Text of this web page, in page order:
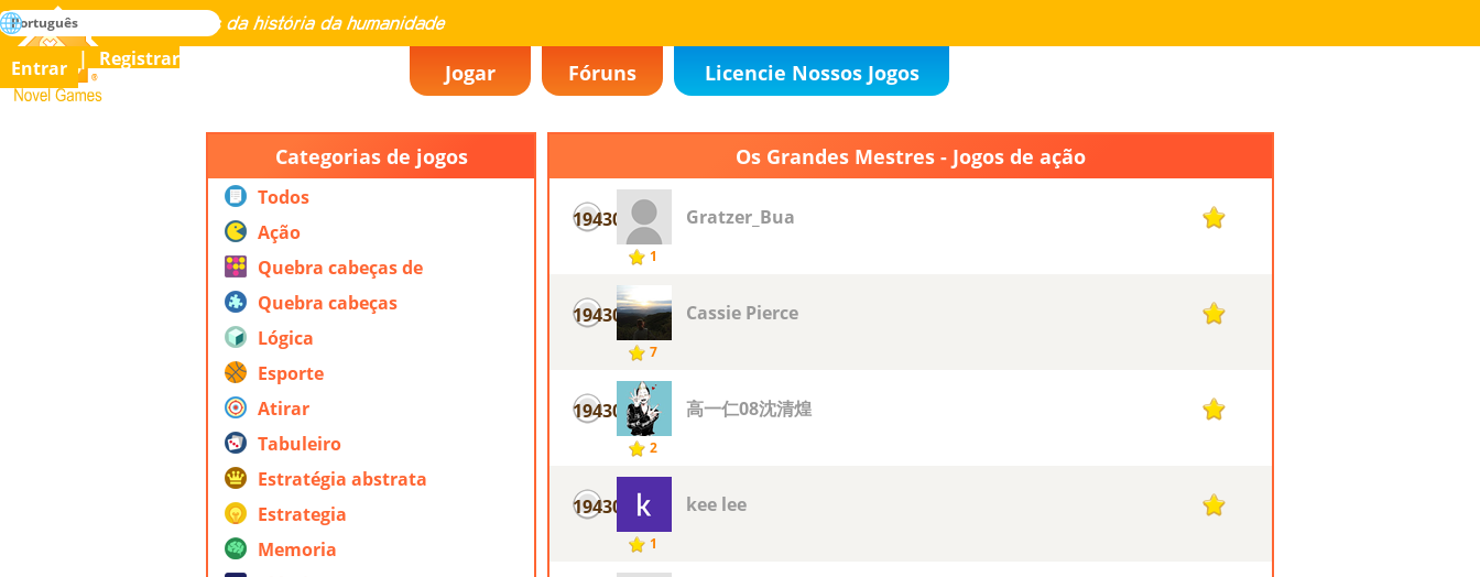
Novel Games
Dominar todos os jogos da história da humanidade
buscar
Jogar Fóruns Licencie Nossos Jogos
Entrar Registrar
Português
Categorias de jogos
Todos
Ação
Quebra cabeças de
ação
Quebra cabeças
Lógica
Esporte
Atirar
Tabuleiro
Estratégia abstrata
Estrategia
Memoria
Os Grandes Mestres - Jogos de ação
19430
1
Gratzer_Bua 1
19430
7
Cassie Pierce 1
19430
2
高一仁08沈清煌 1
19430
1
kee lee 1